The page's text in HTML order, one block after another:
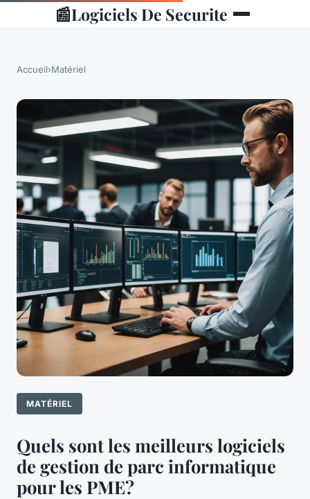
📰Logiciels De Securite
Accueil›Matériel
MATÉRIEL
Quels sont les meilleurs logiciels
de gestion de parc informatique
pour les PME?